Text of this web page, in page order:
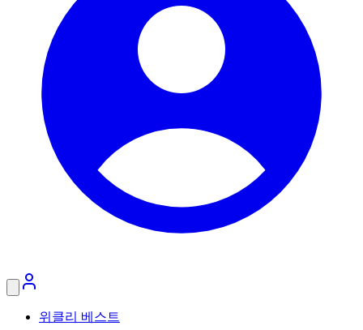
위클리 베스트